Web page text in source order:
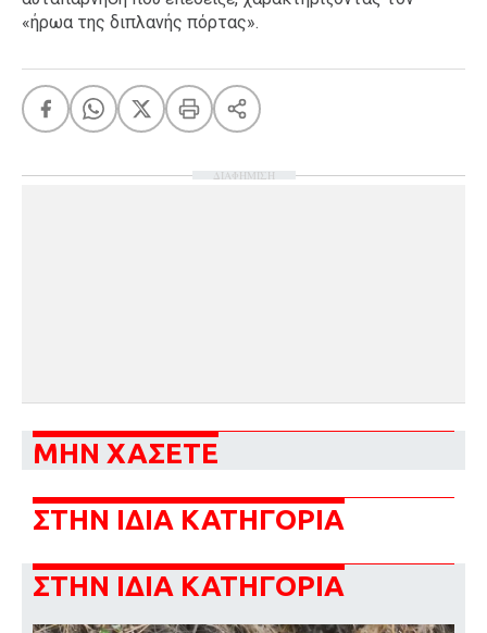
«ήρωα της διπλανής πόρτας».
ΔΙΑΦΗΜΙΣΗ
ΜΗΝ ΧΑΣΕΤΕ
ΣΤΗΝ ΙΔΙΑ ΚΑΤΗΓΟΡΙΑ
ΣΤΗΝ ΙΔΙΑ ΚΑΤΗΓΟΡΙΑ